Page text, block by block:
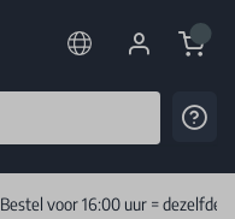
Cart
Bestel voor 16:00 uur = dezelfde